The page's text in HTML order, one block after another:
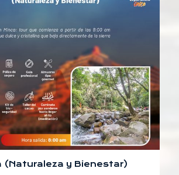
(Naturaleza y Bienestar)